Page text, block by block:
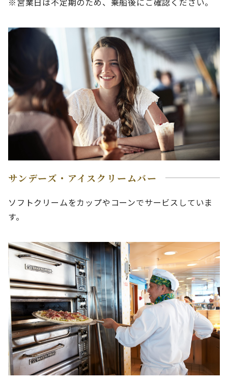
サンデーズ・アイスクリームバー
ソフトクリームをカップやコーンでサービスしていま
す。